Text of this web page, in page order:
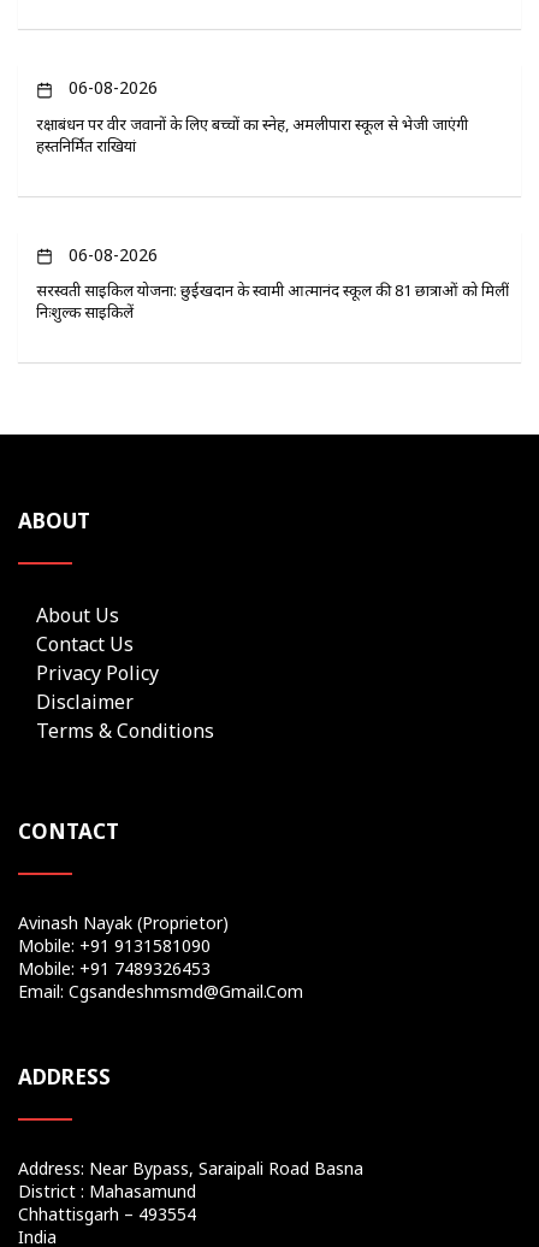
06-08-2026
रक्षाबंधन पर वीर जवानों के लिए बच्चों का स्नेह, अमलीपारा स्कूल से भेजी जाएंगी
हस्तनिर्मित राखियां
06-08-2026
सरस्वती साइकिल योजना: छुईखदान के स्वामी आत्मानंद स्कूल की 81 छात्राओं को मिलीं
निःशुल्क साइकिलें
ABOUT
About Us
Contact Us
Privacy Policy
Disclaimer
Terms & Conditions
CONTACT
Avinash Nayak (Proprietor)
Mobile: +91 9131581090
Mobile: +91 7489326453
Email: Cgsandeshmsmd@gmail.com
ADDRESS
Address: Near Bypass, Saraipali Road Basna
District : Mahasamund
Chhattisgarh – 493554
India